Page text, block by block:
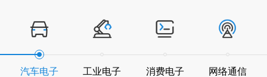
汽车电子 工业电子 消费电子 网络通信